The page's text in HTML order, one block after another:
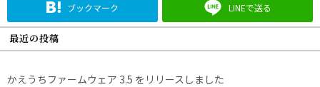
ブックマーク LINEで送る
最近の投稿
かえうちファームウェア 3.5 をリリースしました